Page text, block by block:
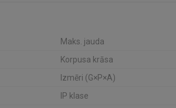
Maks. jauda
Korpusa krāsa
Izmēri (G×P×A)
IP klase